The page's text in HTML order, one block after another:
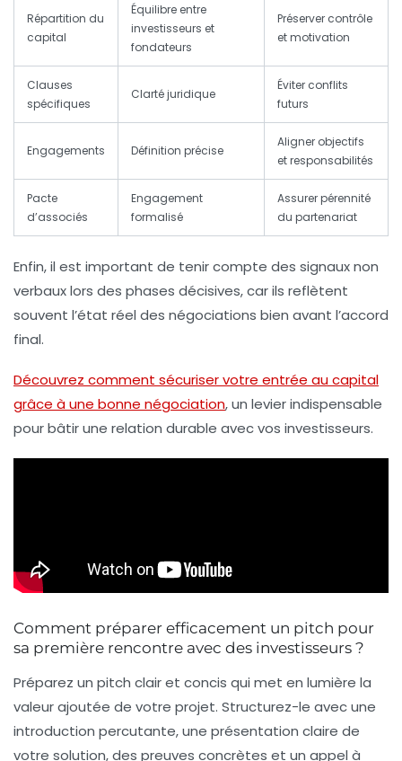
Répartition du
capital
Équilibre entre
investisseurs et
fondateurs
Préserver contrôle
et motivation
Clauses
spécifiques
Clarté juridique
Éviter conflits
futurs
Engagements Définition précise
Aligner objectifs
et responsabilités
Pacte
d’associés
Engagement
formalisé
Assurer pérennité
du partenariat
Enfin, il est important de tenir compte des signaux non
verbaux lors des phases décisives, car ils reflètent
souvent l’état réel des négociations bien avant l’accord
final.
Découvrez comment sécuriser votre entrée au capital
grâce à une bonne négociation, un levier indispensable
pour bâtir une relation durable avec vos investisseurs.
Comment préparer efficacement un pitch pour
sa première rencontre avec des investisseurs ?
Préparez un pitch clair et concis qui met en lumière la
valeur ajoutée de votre projet. Structurez-le avec une
introduction percutante, une présentation claire de
votre solution, des preuves concrètes et un appel à